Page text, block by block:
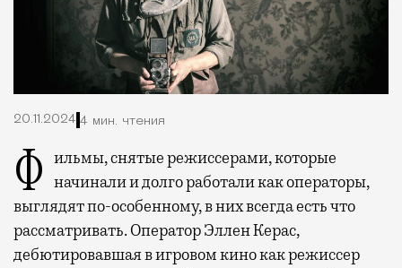
20.11.2024 4 мин. чтения
Фильмы, снятые режиссерами, которые начинали и долго работали как операторы,
выглядят по-особенному, в них всегда есть что
рассматривать. Оператор Эллен Керас,
дебютировавшая в игровом кино как режиссер